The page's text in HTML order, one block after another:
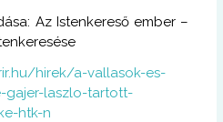
Az Istenkereső ember –
hirek/a-vallasok-es-
gajer-laszlo-tartott-
htk-n